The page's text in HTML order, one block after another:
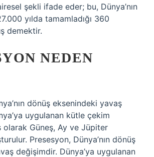
şekli ifade eder; bu, Dünya’nın
yılda tamamladığı 360
demektir.
NEDEN
dönüş eksenindeki yavaş
uygulanan kütle çekim
olarak Güneş, Ay ve Jüpiter
Presesyon, Dünya’nın dönüş
değişimdir. Dünya’ya uygulanan